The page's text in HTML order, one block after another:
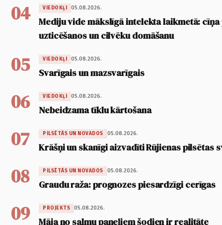
04 VIEDOKĻI 05.08.2026.
Mediju vide mākslīgā intelekta laikmetā:
uzticēšanos un cilvēku domāšanu
05 VIEDOKĻI 05.08.2026.
Svarīgais un mazsvarīgais
06 VIEDOKĻI 05.08.2026.
Nebeidzama tīklu kārtošana
07 PILSĒTĀS UN NOVADOS 05.08.2026.
Krāšņi un skanīgi aizvadīti Rūjienas pilsētas
08 PILSĒTĀS UN NOVADOS 05.08.2026.
Graudu raža: prognozes piesardzīgi cerīgas
09 PROJEKTS 05.08.2026.
Māja no salmu paneļiem šodien ir realitāte